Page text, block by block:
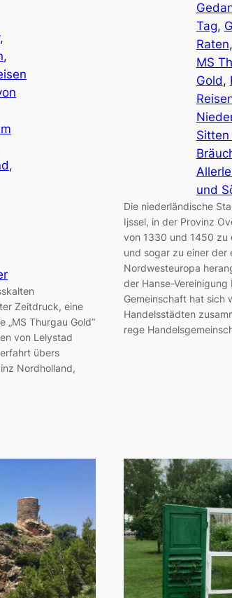
Zeitdruck, eine
„MS Thurgau Gold“
von Lelystad
übers
Nordholland,
Tag,
Raten,
MS
Gold,
Sitten
und
Die niederländische
Ijssel, in der Provinz
von 1330 und 1450 zu
und sogar zu einer der
Nordwesteuropa
der Hanse-
Gemeinschaft hat sich
Handelsstädten
rege